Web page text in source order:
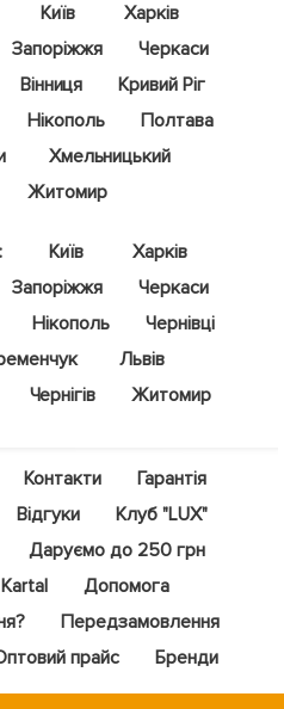
Київ
Харків
Запоріжжя
Черкаси
Вінниця
Кривий Ріг
Нікополь
Полтава
Хмельницький
Житомир
Київ
Харків
Запоріжжя
Черкаси
Нікополь
Чернівці
Львів
Чернігів Житомир
Контакти
Гарантія
Відгуки
Клуб "LUX"
Даруємо до 250 грн
Допомога
Передзамовлення
прайс Бренди